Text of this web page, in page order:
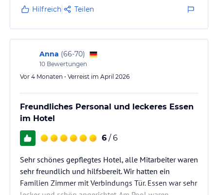
draußen unfassbar lang , weil einer für Alkoholische
geht überhaupt nicht. Geschier oft schmutzig und die
Lautstärke der Musik gleicht einem…
Hilfreich Teilen
Anna (66-70)
10 Bewertungen
Vor 4 Monaten • Verreist im April 2026
Freundliches Personal und leckeres Essen
im Hotel
6 / 6
Sehr schönes gepflegtes Hotel, alle Mitarbeiter waren
sehr freundlich und hilfsbereit. Wir hatten ein
Familien Zimmer mit Verbindungs Tür. Essen war sehr